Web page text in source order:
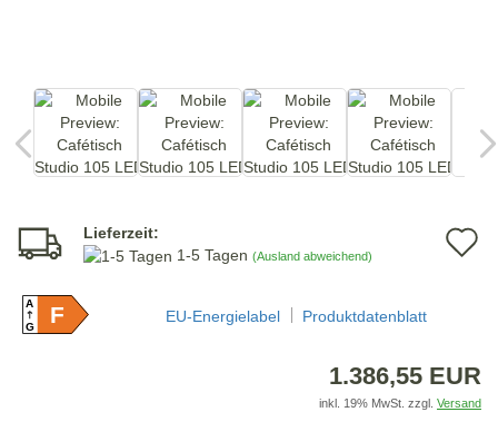
Lieferzeit:
1-5 Tagen (Ausland abweichend)
A
GF EU-Energielabel Produktdatenblatt
1.386,55 EUR
inkl. 19% MwSt. zzgl. Versand